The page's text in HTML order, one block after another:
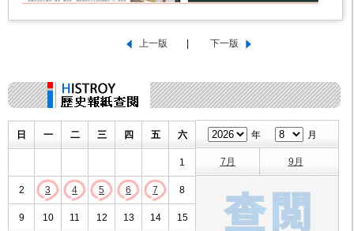
日 一 二 三 四 五 六
1
2 3 4 5 6 7 8
9 10 11 12 13 14 15
年 月
7月 9月